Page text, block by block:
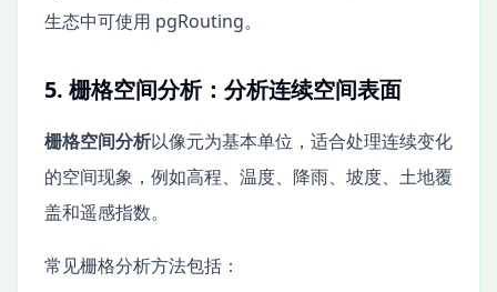
生态中可使用 pgRouting。
5. 栅格空间分析：分析连续空间表面
栅格空间分析以像元为基本单位，适合处理连续变化
的空间现象，例如高程、温度、降雨、坡度、土地覆
盖和遥感指数。
常见栅格分析方法包括：